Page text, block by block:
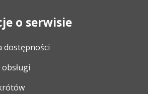
o serwisie
dostępności